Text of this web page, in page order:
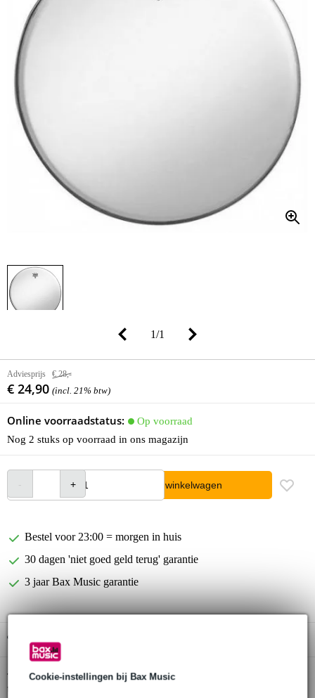
Cookie-instellingen bij Bax Music
1/1
Adviesprijs € 28,-
€ 24,90 (incl. 21% btw)
Online voorraadstatus:
Op voorraad
Nog 2 stuks op voorraad in ons magazijn
In winkelwagen
Bestel voor 23:00 = morgen in huis
30 dagen 'niet goed geld terug' garantie
3 jaar Bax Music garantie
Twijfel je of deRemo BD-0114-00 Diplomat Coated 14 inch
tom- en snarevel wit